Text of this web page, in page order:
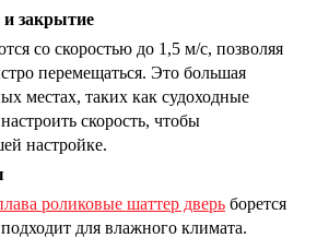
закрытие
со скоростью до 1,5 м/с, позволяя
перемещаться. Это большая
местах, таких как судоходные
скорость, чтобы
настройке.
роликовые шаттер дверь борется
для влажного климата.